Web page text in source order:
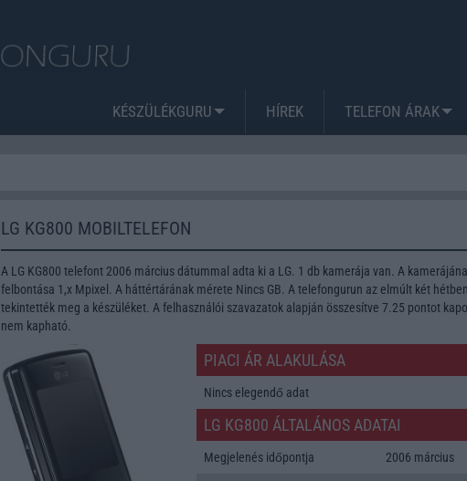
KÉSZÜLÉKGURU HÍREK TELEFON ÁRAK
LG KG800 MOBILTELEFON
A LG KG800 telefont 2006 március dátummal adta ki a LG. 1 db kamerája van. A
felbontása 1,x Mpixel. A háttértárának mérete Nincs GB. A telefongurun az elmúlt két
tekintették meg a készüléket. A felhasználói szavazatok alapján összesítve 7.25 pontot
nem kapható.
PIACI ÁR ALAKULÁSA
Nincs elegendő adat
LG KG800 ÁLTALÁNOS ADATAI
Megjelenés időpontja 2006 március